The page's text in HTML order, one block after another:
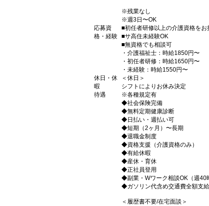
※残業なし
※週3日〜OK
応募資
格・経験
■初任者研修以上の介護資格をお
■サ高住未経験OK
■無資格でも相談可
・介護福祉士：時給1850円〜
・初任者研修：時給1650円〜
・未経験：時給1550円〜
休日・休
暇
＜休日＞
シフトによりお休み決定
待遇
※各種規定有
◆社会保険完備
◆無料定期健康診断
◆日払い・週払い可
◆短期（2ヶ月）〜長期
◆退職金制度
◆資格支援（介護資格のみ）
◆有給休暇
◆産休・育休
◆正社員登用
◆副業・Wワーク相談OK（週40
◆ガソリン代含め交通費全額支給
＜履歴書不要/在宅面談＞